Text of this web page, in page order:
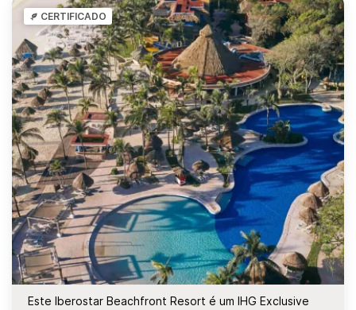
CERTIFICADO
Este Iberostar Beachfront Resort é um IHG Exclusive